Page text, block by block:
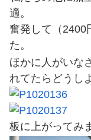
適。
奮発して（
た。
ほかに人がいな
れてたらどうし
板に上がってみ